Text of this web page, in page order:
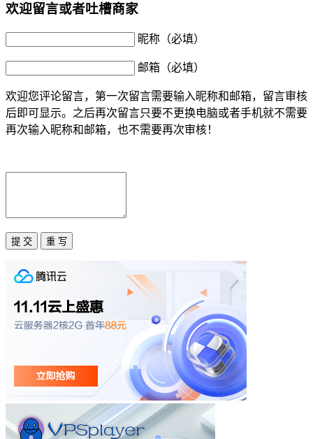
欢迎留言或者吐槽商家
昵称（必填）
邮箱（必填）
欢迎您评论留言，第一次留言需要输入昵称和邮箱，留言审核
后即可显示。之后再次留言只要不更换电脑或者手机就不需要
再次输入昵称和邮箱，也不需要再次审核！